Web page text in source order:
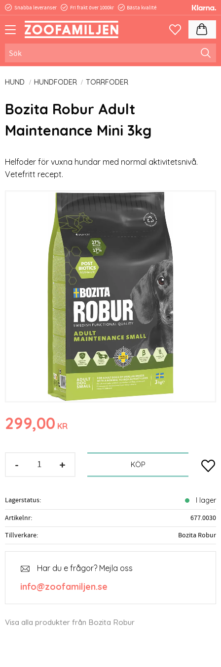
Snabba leveranser Fri frakt över 1000kr Bästa kvalité
Favoriter
HUND HUNDFODER TORRFODER
Bozita Robur Adult
Maintenance Mini 3kg
Helfoder för vuxna hundar med normal aktivitetsnivå.
Vetefritt recept.
299,00 KR
+
- KÖP
Lagerstatus I lager
Artikelnr
677.0030
Tillverkare
Bozita Robur
Har du e frågor? Mejla oss
info@zoofamiljen.se
Visa alla produkter från Bozita Robur